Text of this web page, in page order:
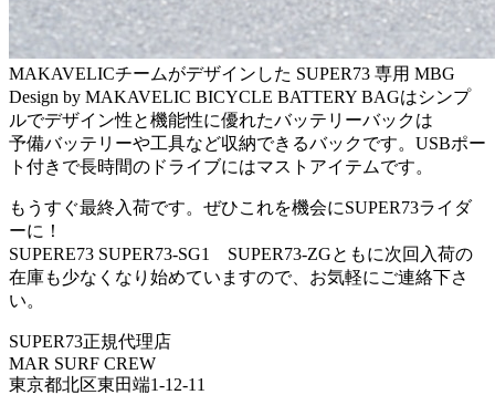
MAKAVELICチームがデザインした SUPER73 専用 MBG
Design by MAKAVELIC BICYCLE BATTERY BAGはシンプ
ルでデザイン性と機能性に優れたバッテリーバックは
予備バッテリーや工具など収納できるバックです。USBポー
ト付きで長時間のドライブにはマストアイテムです。
もうすぐ最終入荷です。ぜひこれを機会にSUPER73ライダ
ーに！
SUPERE73 SUPER73-SG1 SUPER73-ZGともに次回入荷の
在庫も少なくなり始めていますので、お気軽にご連絡下さ
い。
SUPER73正規代理店
MAR SURF CREW
東京都北区東田端1-12-11